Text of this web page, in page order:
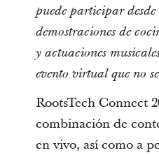
puede participar
demostraciones de
y actuaciones
evento virtual que no
RootsTech Connect
combinación de
en vivo, así como a